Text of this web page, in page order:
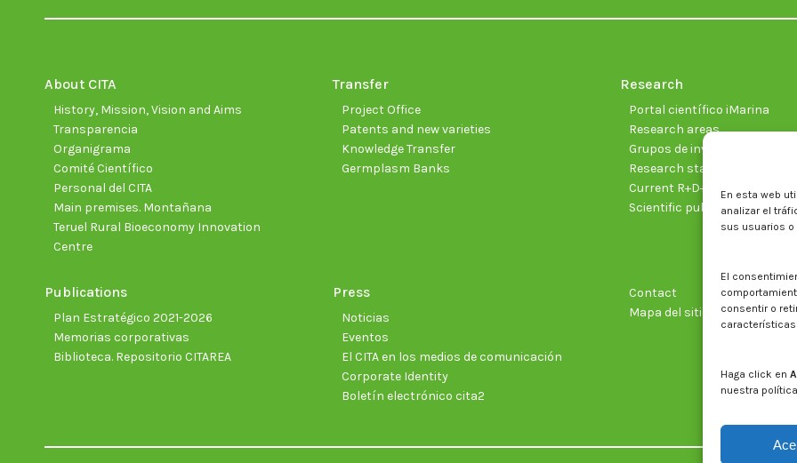
En esta web
analizar el
sus usuarios
El
consentir o
Haga click en
nuestra
About CITA
History, Mission, Vision and Aims
Transparencia
Organigrama
Comité Científico
Personal del CITA
Main premises. Montañana
Teruel Rural Bioeconomy Innovation
Centre
Transfer
Project Office
Patents and new varieties
Knowledge Transfer
Germplasm Banks
Research
Portal científico iMarina
Research areas
Grupos de investigación
Research staff
Current R+D+I projects
Scientific publications
Publications
Plan Estratégico 2021-2026
Memorias corporativas
Biblioteca. Repositorio CITAREA
Press
Noticias
Eventos
El CITA en los medios de comunicación
Corporate Identity
Boletín electrónico cita2
Contact
Mapa del sitio web